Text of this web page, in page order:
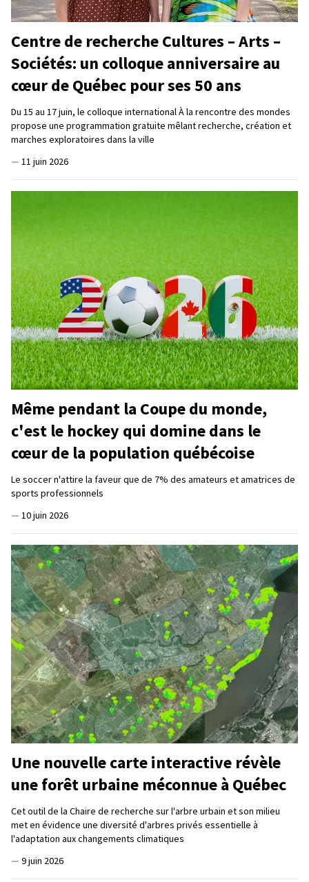
Centre de recherche Cultures – Arts –
Sociétés: un colloque anniversaire au
cœur de Québec pour ses 50 ans
Du 15 au 17 juin, le colloque international À la rencontre des mondes
propose une programmation gratuite mêlant recherche, création et
marches exploratoires dans la ville
— 11 juin 2026
Même pendant la Coupe du monde,
c'est le hockey qui domine dans le
cœur de la population québécoise
Le soccer n'attire la faveur que de 7% des amateurs et amatrices de
sports professionnels
— 10 juin 2026
Une nouvelle carte interactive révèle
une forêt urbaine méconnue à Québec
Cet outil de la Chaire de recherche sur l'arbre urbain et son milieu
met en évidence une diversité d'arbres privés essentielle à
l'adaptation aux changements climatiques
— 9 juin 2026